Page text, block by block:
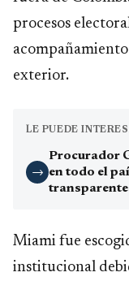
procesos
exterior.
LE PUEDE
→
Procurador
en todo el
Miami fue
institucional